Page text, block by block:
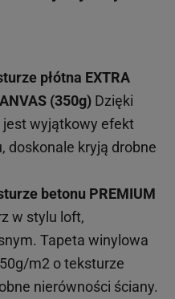
płótna EXTRA
(350g) Dzięki
jest wyjątkowy efekt
doskonale kryją drobne
betonu PREMIUM
w stylu loft,
Tapeta winylowa
m2 o teksturze
nierówności ściany.